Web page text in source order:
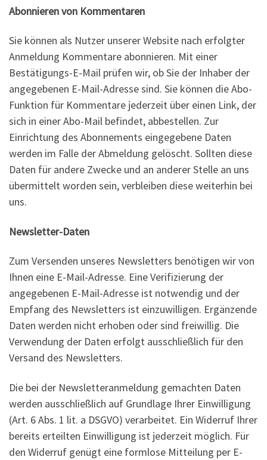
Abonnieren von Kommentaren
Sie können als Nutzer unserer Website nach erfolgter
Anmeldung Kommentare abonnieren. Mit einer
Bestätigungs-E-Mail prüfen wir, ob Sie der Inhaber der
angegebenen E-Mail-Adresse sind. Sie können die Abo-
Funktion für Kommentare jederzeit über einen Link, der
sich in einer Abo-Mail befindet, abbestellen. Zur
Einrichtung des Abonnements eingegebene Daten
werden im Falle der Abmeldung gelöscht. Sollten diese
Daten für andere Zwecke und an anderer Stelle an uns
übermittelt worden sein, verbleiben diese weiterhin bei
uns.
Newsletter-Daten
Zum Versenden unseres Newsletters benötigen wir von
Ihnen eine E-Mail-Adresse. Eine Verifizierung der
angegebenen E-Mail-Adresse ist notwendig und der
Empfang des Newsletters ist einzuwilligen. Ergänzende
Daten werden nicht erhoben oder sind freiwillig. Die
Verwendung der Daten erfolgt ausschließlich für den
Versand des Newsletters.
Die bei der Newsletteranmeldung gemachten Daten
werden ausschließlich auf Grundlage Ihrer Einwilligung
(Art. 6 Abs. 1 lit. a DSGVO) verarbeitet. Ein Widerruf Ihrer
bereits erteilten Einwilligung ist jederzeit möglich. Für
den Widerruf genügt eine formlose Mitteilung per E-